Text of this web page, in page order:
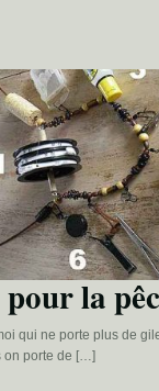
la
qui ne porte plus de
on porte de […]